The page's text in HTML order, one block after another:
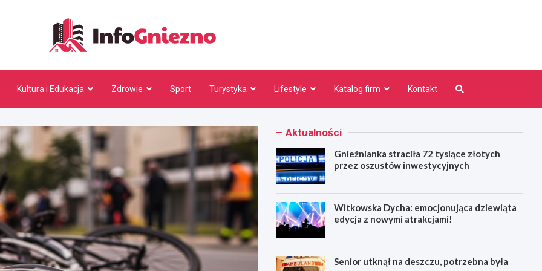
Kultura i Edukacja Zdrowie Sport Turystyka Lifestyle Katalog firm Kontakt
Aktualności
Gnieźnianka straciła 72 tysiące złotych
przez oszustów inwestycyjnych
Witkowska Dycha: emocjonująca dziewiąta
edycja z nowymi atrakcjami!
Senior utknął na deszczu, potrzebna była